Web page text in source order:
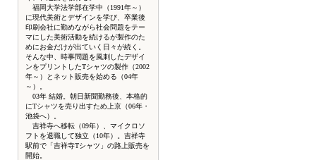
福岡大学法学部在学中（1991年～）
に現代美術とデザインを学び、卒業後
印刷会社に勤めながら社会問題をテー
マにした美術活動を続けるが製作のた
めにお金だけが出ていく日々が続く。
そんな中、時事問題を風刺したデザイ
ンをプリントしたTシャツの製作（2002
年～）とネット販売を始める（04年
～）。
03年 結婚。朝日新聞勤務後、本格的
にTシャツを売り出すため上京（06年・
池袋へ）。
吉祥寺へ移転（09年）、マイクロソ
フトを退職して独立（10年）。吉祥寺
駅前で「吉祥寺Tシャツ」の路上販売を
開始。